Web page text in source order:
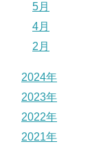
5月
4月
2月
2024年
2023年
2022年
2021年